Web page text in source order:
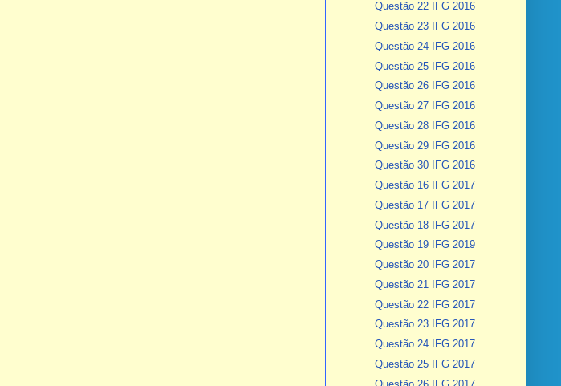
Questão 22 IFG 2016
Questão 23 IFG 2016
Questão 24 IFG 2016
Questão 25 IFG 2016
Questão 26 IFG 2016
Questão 27 IFG 2016
Questão 28 IFG 2016
Questão 29 IFG 2016
Questão 30 IFG 2016
Questão 16 IFG 2017
Questão 17 IFG 2017
Questão 18 IFG 2017
Questão 19 IFG 2019
Questão 20 IFG 2017
Questão 21 IFG 2017
Questão 22 IFG 2017
Questão 23 IFG 2017
Questão 24 IFG 2017
Questão 25 IFG 2017